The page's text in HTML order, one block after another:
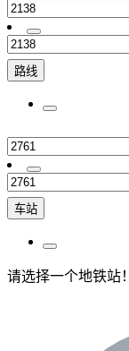
路线
车站
请选择一个地铁站！